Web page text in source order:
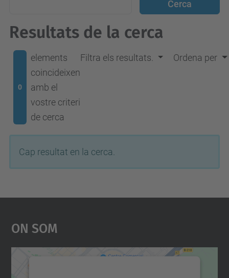
Resultats de la cerca
0
elements
coincideixen
amb el
vostre criteri
de cerca
Filtra els resultats. Ordena per
Cap resultat en la cerca.
On Som